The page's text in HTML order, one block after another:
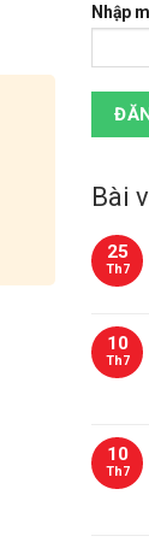
Nhập
Bài
25
Th7
10
Th7
10
Th7